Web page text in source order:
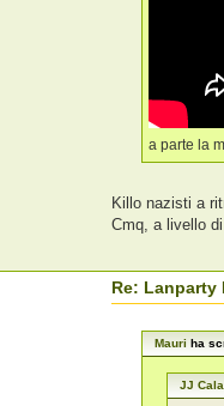
a parte la
Killo nazisti a
Cmq, a livello
Re: Lanparty
Mauri ha
JJ